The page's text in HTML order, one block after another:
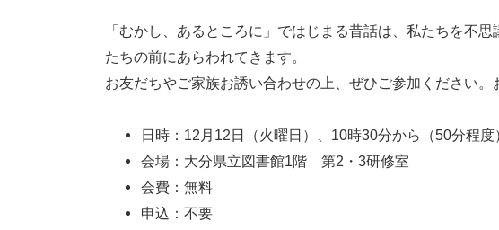
「むかし、あるところに」ではじまる昔話は、私たちを不
たちの前にあらわれてきます。
お友だちやご家族お誘い合わせの上、ぜひご参加ください。
日時：12月12日（火曜日）、10時30分から（50分程度
会場：大分県立図書館1階 第2・3研修室
会費：無料
申込：不要